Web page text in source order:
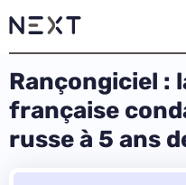
Rançongiciel :
française
russe à 5 ans